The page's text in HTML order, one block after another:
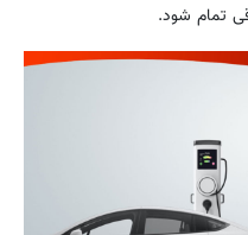
تمام شود.